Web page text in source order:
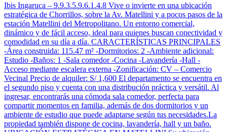
Ibis Ingaruca – 9.9.3.5.9.6.1.4.8 Vive o invierte en una ubicación
estratégica de Chorrillos, sobre la Av. Matellini y a pocos pasos de la
estación Matellini del Metropolitano. Un entorno comercial,
dinámico y de fácil acceso, ideal para quienes buscan conectividad y
comodidad en su día a día. CARACTERÍSTICAS PRINCIPALES
-Área construida: 115.47 m² -Dormitorios: 2 -Ambiente adicional:
Estudio -Baños: 1 -Sala comedor -Cocina -Lavandería -Hall -
Acceso mediante escalera externa -Zonificación: CV – Comercio
Vecinal Precio de alquiler: S/ 1,600 El departamento se encuentra en
el segundo piso y cuenta con una distribución práctica y versátil. Al
ingresar, encontrarás una cómoda sala comedor, perfecta para
compartir momentos en familia, además de dos dormitorios y un
ambiente de estudio que puede adaptarse según tus necesidades.La
propiedad también dispone de cocina, lavandería, hall y un baño.